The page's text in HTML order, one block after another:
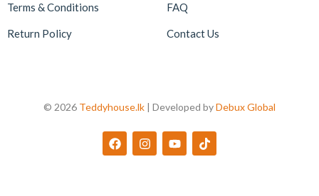
Terms & Conditions
Return Policy
FAQ
Contact Us
© 2026 Teddyhouse.lk | Developed byDebux Global